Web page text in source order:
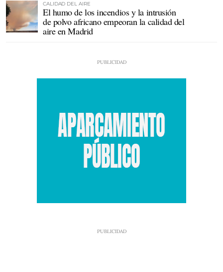
CALIDAD DEL AIRE
El humo de los incendios y la intrusión
de polvo africano empeoran la calidad del
aire en Madrid